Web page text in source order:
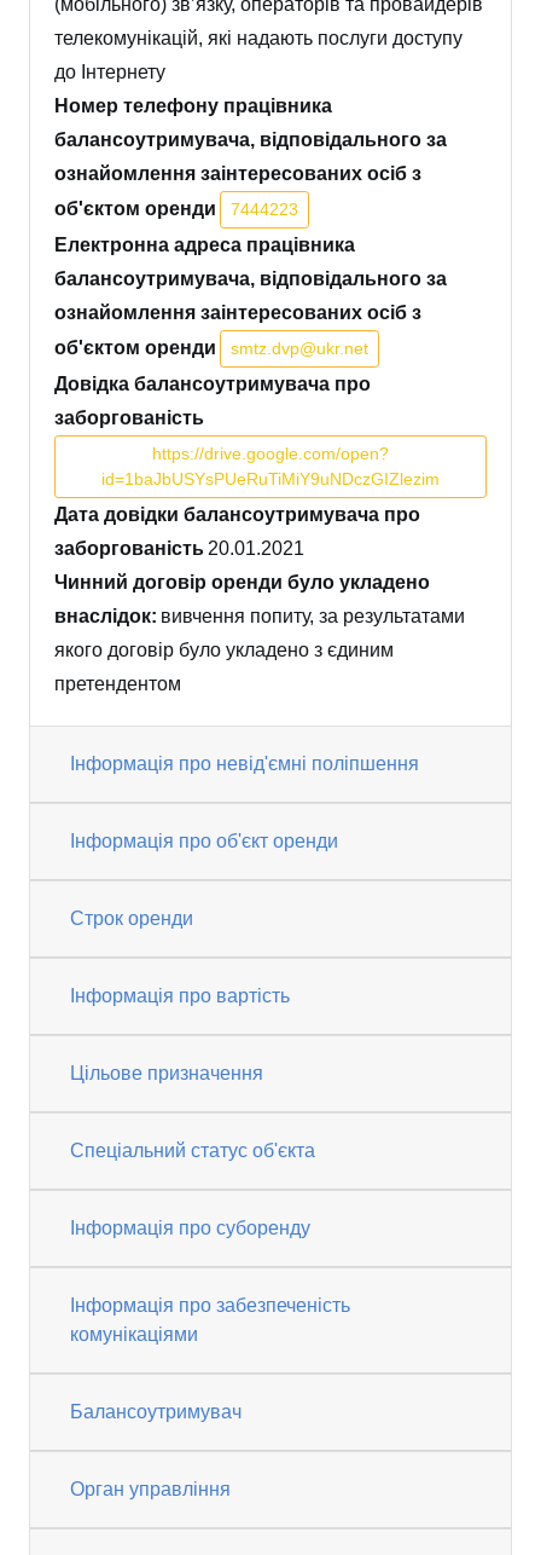
(мобільного) зв’язку, операторів та провайдерів
телекомунікацій, які надають послуги доступу
до Інтернету
Номер телефону працівника
балансоутримувача, відповідального за
ознайомлення заінтересованих осіб з
об'єктом оренди
7444223
Електронна адреса працівника
балансоутримувача, відповідального за
ознайомлення заінтересованих осіб з
об'єктом оренди
smtz.dvp@ukr.net
Довідка балансоутримувача про
заборгованість
https://drive.google.com/open?
id=1baJbUSYsPUeRuTiMiY9uNDczGIZlezim
Дата довідки балансоутримувача про
заборгованість 20.01.2021
Чинний договір оренди було укладено
внаслідок: вивчення попиту, за результатами
якого договір було укладено з єдиним
претендентом
Інформація про невід'ємні поліпшення
Інформація про об'єкт оренди
Строк оренди
Інформація про вартість
Цільове призначення
Спеціальний статус об'єкта
Інформація про суборенду
Інформація про забезпеченість
комунікаціями
Балансоутримувач
Орган управління